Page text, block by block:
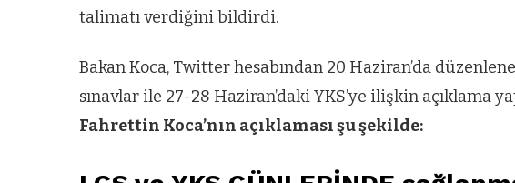
talimatı verdiğini bildirdi.
Bakan Koca, Twitter hesabından 20 Haziran’da
sınavlar ile 27-28 Haziran’daki YKS’ye ilişkin açıklama
Fahrettin Koca’nın açıklaması şu şekilde: